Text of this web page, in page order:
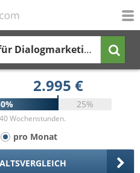
Kaufmann / Kauffrau für Dialogmarketing in
2.995 €
25%
Wochenstunden.
pro Monat